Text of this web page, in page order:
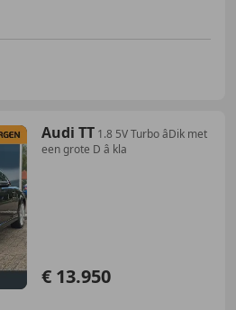
Audi TT 1.8 5V Turbo âDik met
een grote D â kla
€ 13.950